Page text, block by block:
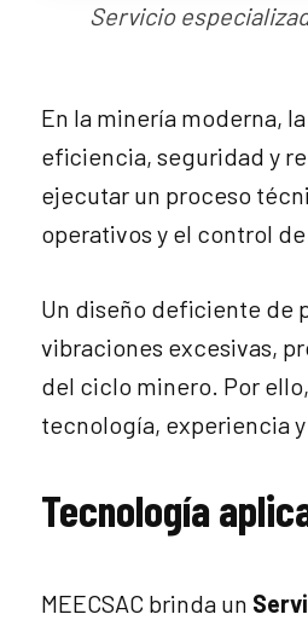
Servicio
En la minería moderna,
eficiencia, seguridad y
ejecutar un proceso
operativos y el control
Un diseño deficiente de
vibraciones excesivas,
del ciclo minero. Por
tecnología, experiencia
Tecnología
MEECSAC brinda un